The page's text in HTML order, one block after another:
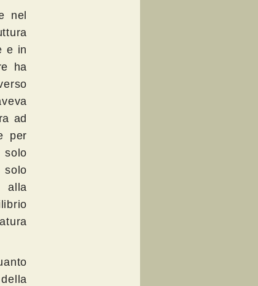
nel
e in
ha
ad
per
solo
solo